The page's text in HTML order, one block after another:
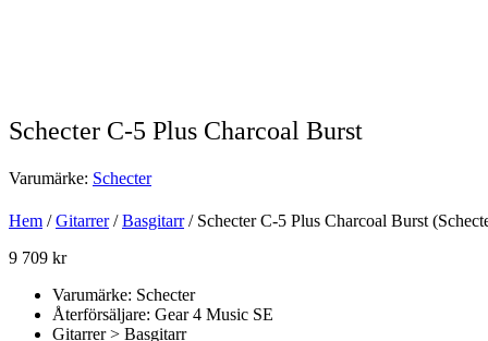
Schecter C-5 Plus Charcoal Burst
Varumärke: Schecter
Hem /Gitarrer/Basgitarr/ Schecter C-5 Plus Charcoal Burst
9 709 kr
Varumärke: Schecter
Återförsäljare: Gear 4 Music SE
Gitarrer > Basgitarr